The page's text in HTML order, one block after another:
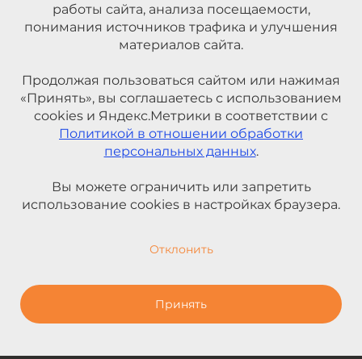
работы сайта, анализа посещаемости,
понимания источников трафика и улучшения
материалов сайта.
Продолжая пользоваться сайтом или нажимая
«Принять», вы соглашаетесь с использованием
cookies и Яндекс.Метрики в соответствии с
Политикой в отношении обработки
персональных данных.
Вы можете ограничить или запретить
использование cookies в настройках браузера.
Отклонить
Принять